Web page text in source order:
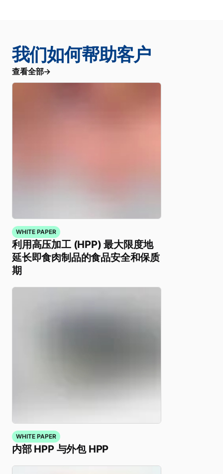
我们如何帮助客户
查看全部
WHITE PAPER
利用高压加工 (HPP) 最大限度地
延长即食肉制品的食品安全和保质
期
WHITE PAPER
内部 HPP 与外包 HPP